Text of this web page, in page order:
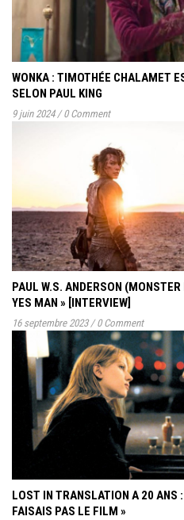
WONKA : TIMOTHÉE CHALAMET
SELON PAUL KING
9 juin 2024 / 0 Comment
PAUL W.S. ANDERSON
YES MAN » [INTERVIEW]
16 septembre 2023 / 0 Comment
LOST IN TRANSLATION A 20 ANS
FAISAIS PAS LE FILM »